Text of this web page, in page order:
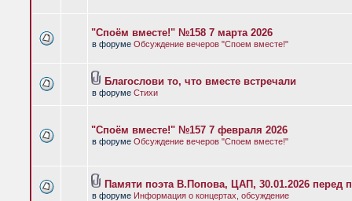
"Споём вместе!" №158 7 марта 2026
в форуме Обсуждение вечеров "Споем вместе!"
Благослови то, что вместе встречали
в форуме Стихи
"Споём вместе!" №157 7 февраля 2026
в форуме Обсуждение вечеров "Споем вместе!"
Памяти поэта В.Попова, ЦАП, 30.01.2026 перед
в форуме Информация о концертах, обсуждение